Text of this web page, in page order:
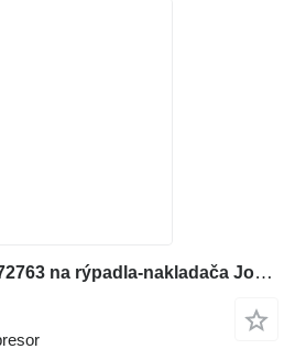
Turbokompresor AT172763 na rýpadla-nakladača John Deere 310E,310SE, 315SE, 310G, 310SG